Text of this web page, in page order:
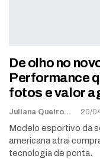
De olho no
Performance
fotos e valor
Juliana Queiroz 20/
Modelo esportivo da
americana atrai
tecnologia de ponta.